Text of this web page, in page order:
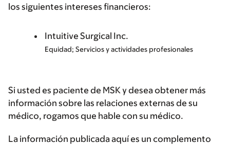
los siguientes intereses financieros:
Intuitive Surgical Inc.
Equidad; Servicios y actividades profesionales
Si usted es paciente de MSK y desea obtener más
información sobre las relaciones externas de su
médico, rogamos que hable con su médico.
La información publicada aquí es un complemento